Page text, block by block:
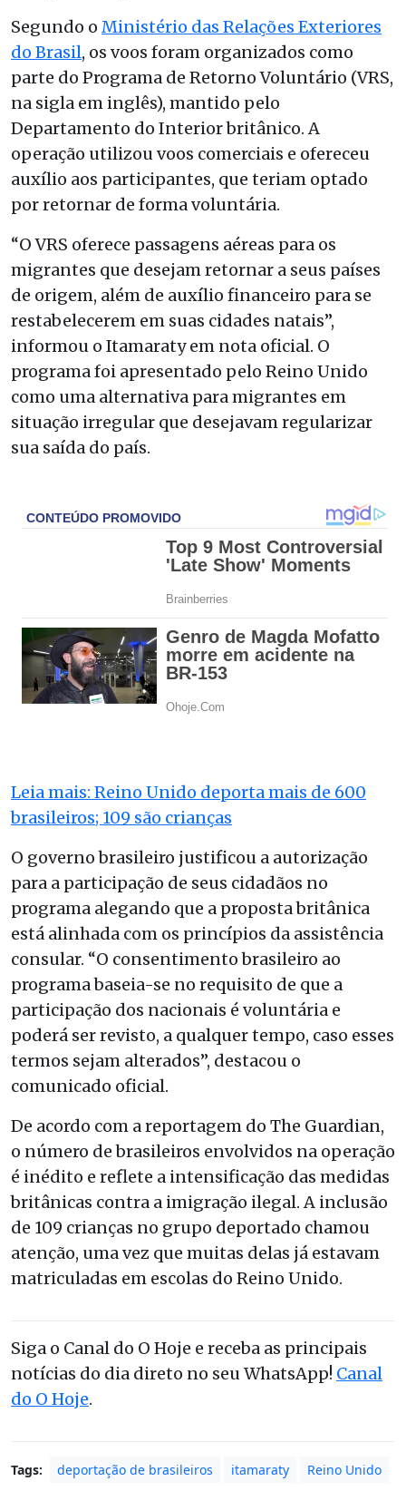
Segundo o Ministério das Relações Exteriores
do Brasil, os voos foram organizados como
parte do Programa de Retorno Voluntário (VRS,
na sigla em inglês), mantido pelo
Departamento do Interior britânico. A
operação utilizou voos comerciais e ofereceu
auxílio aos participantes, que teriam optado
por retornar de forma voluntária.
“O VRS oferece passagens aéreas para os
migrantes que desejam retornar a seus países
de origem, além de auxílio financeiro para se
restabelecerem em suas cidades natais”,
informou o Itamaraty em nota oficial. O
programa foi apresentado pelo Reino Unido
como uma alternativa para migrantes em
situação irregular que desejavam regularizar
sua saída do país.
Leia mais: Reino Unido deporta mais de 600
brasileiros; 109 são crianças
O governo brasileiro justificou a autorização
para a participação de seus cidadãos no
programa alegando que a proposta britânica
está alinhada com os princípios da assistência
consular. “O consentimento brasileiro ao
programa baseia-se no requisito de que a
participação dos nacionais é voluntária e
poderá ser revisto, a qualquer tempo, caso esses
termos sejam alterados”, destacou o
comunicado oficial.
De acordo com a reportagem do The Guardian,
o número de brasileiros envolvidos na operação
é inédito e reflete a intensificação das medidas
britânicas contra a imigração ilegal. A inclusão
de 109 crianças no grupo deportado chamou
atenção, uma vez que muitas delas já estavam
matriculadas em escolas do Reino Unido.
Siga o Canal do O Hoje e receba as principais
notícias do dia direto no seu WhatsApp! Canal
do O Hoje.
Tags: deportação de brasileiros itamaraty Reino Unido